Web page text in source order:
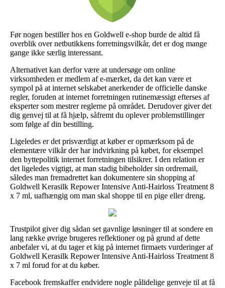
Før nogen bestiller hos en Goldwell e-shop burde de altid få
overblik over netbutikkens forretningsvilkår, det er dog mange
gange ikke særlig interessant.
Alternativet kan derfor være at undersøge om online
virksomheden er medlem af e-mærket, da det kan være et
sympol på at internet selskabet anerkender de officielle danske
regler, foruden at internet forretningen rutinemæssigt efterses af
eksperter som mestrer reglerne på området. Derudover giver det
dig genvej til at få hjælp, såfremt du oplever problemstillinger
som følge af din bestilling.
Ligeledes er det prisværdigt at køber er opmærksom på de
elementære vilkår der har indvirkning på købet, for eksempel
den byttepolitik internet forretningen tilsikrer. I den relation er
det ligeledes vigtigt, at man stadig bibeholder sin ordremail,
således man fremadrettet kan dokumentere sin shopping af
Goldwell Kerasilk Repower Intensive Anti-Hairloss Treatment 8
x 7 ml, uafhængig om man skal shoppe til en pige eller dreng.
Trustpilot giver dig sådan set gavnlige løsninger til at sondere en
lang række øvrige brugeres reflektioner og på grund af dette
anbefaler vi, at du tager et kig på internet firmaets vurderinger af
Goldwell Kerasilk Repower Intensive Anti-Hairloss Treatment 8
x 7 ml forud for at du køber.
Facebook fremskaffer endvidere nogle pålidelige genveje til at få